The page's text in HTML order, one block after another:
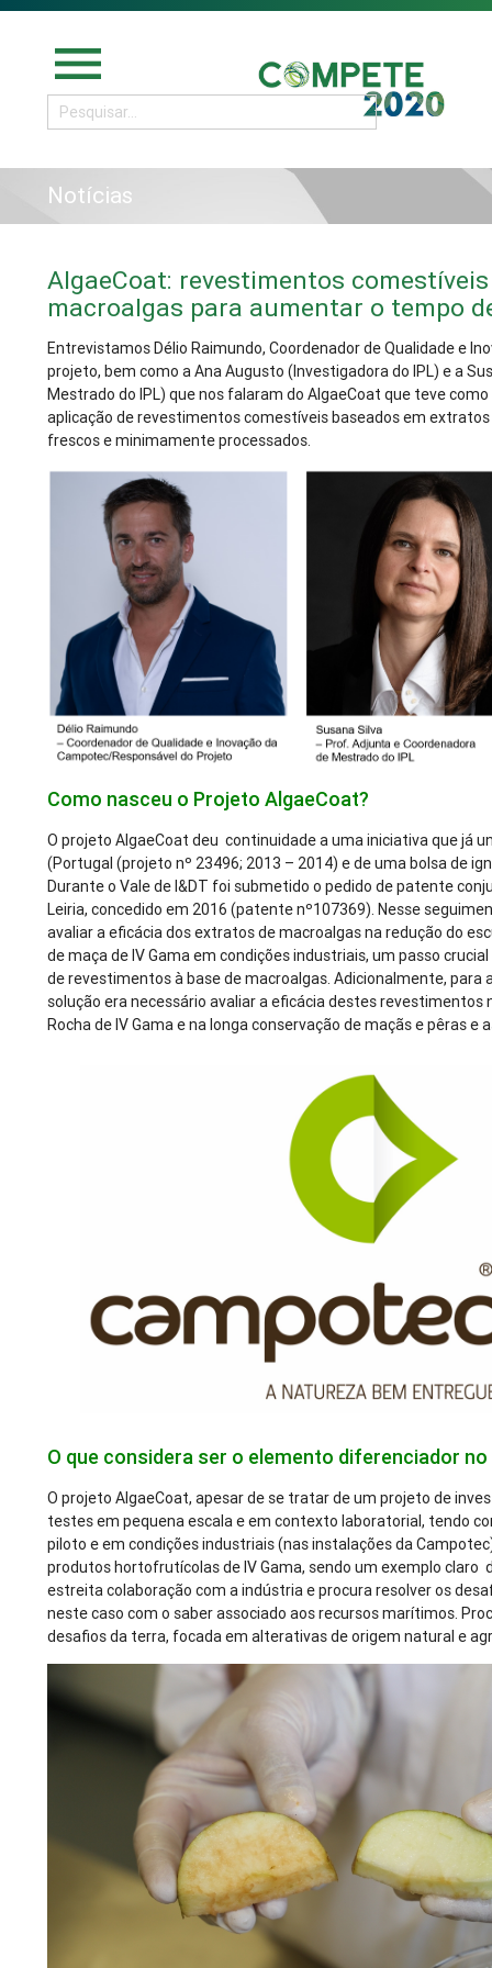
menu
Notícias
AlgaeCoat: revestimentos
macroalgas para aumentar o tempo
Entrevistamos Délio Raimundo, Coordenador de Qualidade e
projeto, bem como a Ana Augusto (Investigadora do IPL) e a
Mestrado do IPL) que nos falaram do AlgaeCoat que teve
aplicação de revestimentos comestíveis baseados em
frescos e minimamente processados.
Como nasceu o Projeto AlgaeCoat?
O projeto AlgaeCoat deu continuidade a uma iniciativa que já
(Portugal (projeto nº 23496; 2013 – 2014) e de uma bolsa de
Durante o Vale de I&DT foi submetido o pedido de patente
Leiria, concedido em 2016 (patente nº107369). Nesse
avaliar a eficácia dos extratos de macroalgas na redução do
de maça de IV Gama em condições industriais, um passo
de revestimentos à base de macroalgas. Adicionalmente,
solução era necessário avaliar a eficácia destes
Rocha de IV Gama e na longa conservação de maçãs e pêras
O que considera ser o elemento diferenciador
O projeto AlgaeCoat, apesar de se tratar de um projeto de
testes em pequena escala e em contexto laboratorial, tendo
piloto e em condições industriais (nas instalações da
produtos hortofrutícolas de IV Gama, sendo um exemplo
estreita colaboração com a indústria e procura resolver os
neste caso com o saber associado aos recursos marítimos.
desafios da terra, focada em alterativas de origem natural e